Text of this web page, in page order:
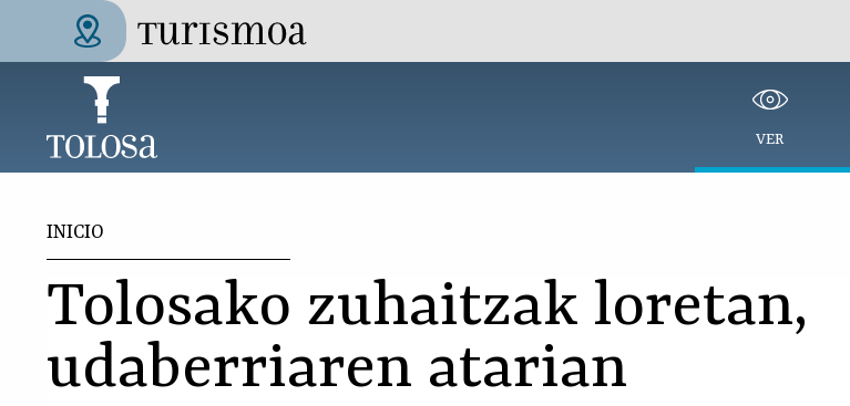
Pasar al contenido principal
Tolosa Turismoa
VER
INICIO
Tolosako zuhaitzak loretan,
udaberriaren atarian